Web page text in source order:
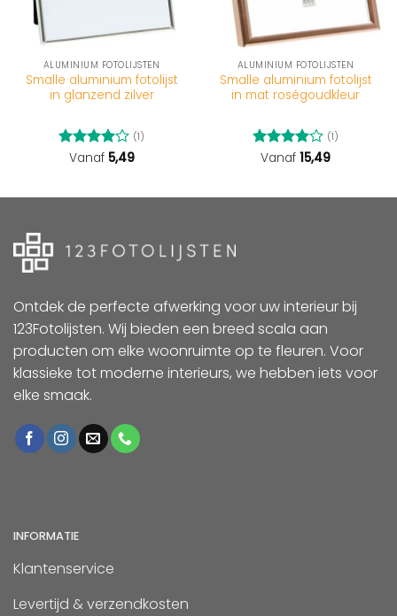
ALUMINIUM FOTOLIJSTEN
Smalle aluminium fotolijst
in glanzend zilver
Gewaardeerd
(1)
Vanaf 5,49
ALUMINIUM FOTOLIJSTEN
Smalle aluminium fotolijst
in mat roségoudkleur
Gewaardeerd
(1)
Vanaf 15,49
Ontdek de perfecte afwerking voor uw interieur bij
123Fotolijsten. Wij bieden een breed scala aan
producten om elke woonruimte op te fleuren. Voor
klassieke tot moderne interieurs, we hebben iets voor
elke smaak.
INFORMATIE
Klantenservice
Levertijd & verzendkosten